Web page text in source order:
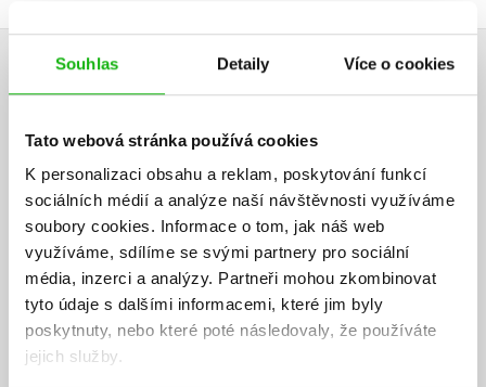
Souhlas Detaily Více o cookies
Tato webová stránka používá cookies
K personalizaci obsahu a reklam, poskytování funkcí
sociálních médií a analýze naší návštěvnosti využíváme
soubory cookies. Informace o tom, jak náš web
využíváme, sdílíme se svými partnery pro sociální
média, inzerci a analýzy. Partneři mohou zkombinovat
tyto údaje s dalšími informacemi, které jim byly
poskytnuty, nebo které poté následovaly, že používáte
jejich služby.
AUTOR KNIHY